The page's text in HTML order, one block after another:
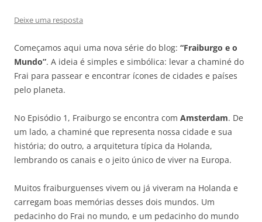
Deixe uma resposta
Começamos aqui uma nova série do blog: “Fraiburgo e o
Mundo”. A ideia é simples e simbólica: levar a chaminé do
Frai para passear e encontrar ícones de cidades e países
pelo planeta.
No Episódio 1, Fraiburgo se encontra com Amsterdam. De
um lado, a chaminé que representa nossa cidade e sua
história; do outro, a arquitetura típica da Holanda,
lembrando os canais e o jeito único de viver na Europa.
Muitos fraiburguenses vivem ou já viveram na Holanda e
carregam boas memórias desses dois mundos. Um
pedacinho do Frai no mundo, e um pedacinho do mundo